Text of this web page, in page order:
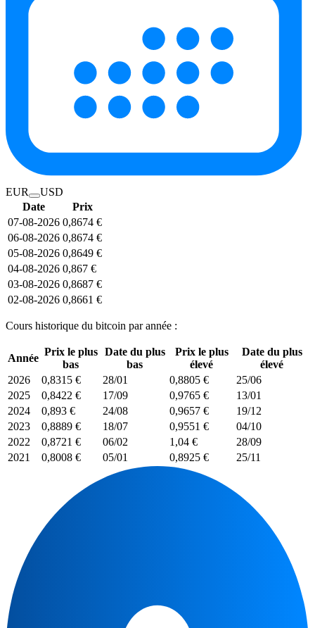
EUR
USD
Date
Prix
07-08-2026 0,8674 €
06-08-2026 0,8674 €
05-08-2026 0,8649 €
04-08-2026 0,867 €
03-08-2026 0,8687 €
02-08-2026 0,8661 €
Cours historique du bitcoin par année :
Année
Prix le plus
bas
Date du plus
bas
Prix le plus
élevé
Date du plus
élevé
2026
0,8315 € 28/01 0,8805 €
25/06
2025
0,8422 € 17/09 0,9765 €
13/01
2024
0,893 € 24/08 0,9657 €
19/12
2023
0,8889 € 18/07 0,9551 €
04/10
2022
0,8721 € 06/02 1,04 €
28/09
2021
0,8008 € 05/01 0,8925 € 25/11